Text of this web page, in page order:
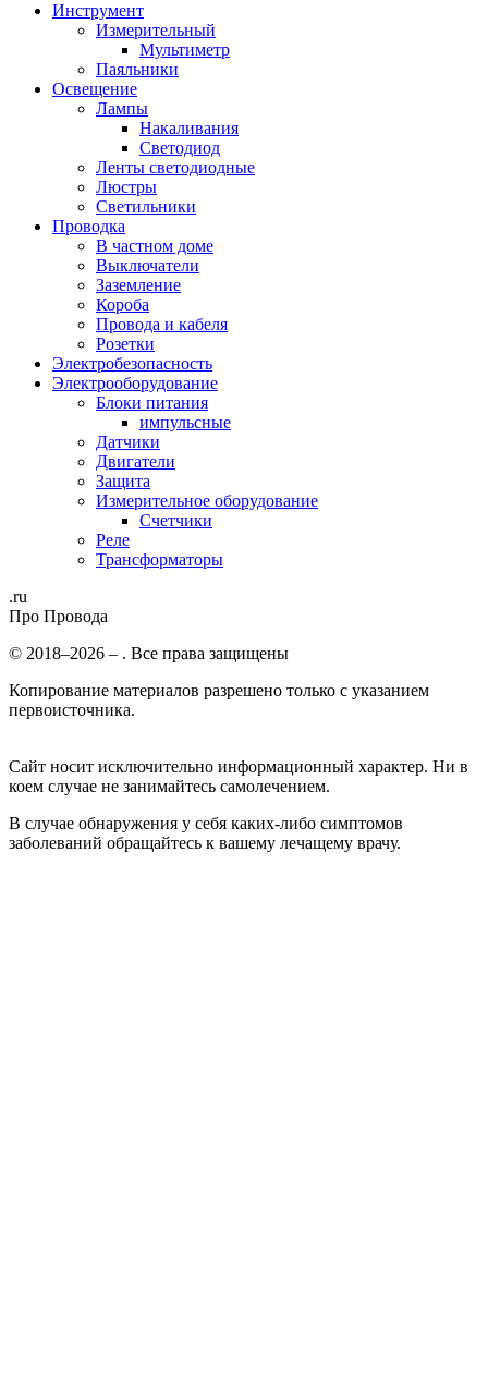
Инструмент
Измерительный
Мультиметр
Паяльники
Освещение
Лампы
Накаливания
Светодиод
Ленты светодиодные
Люстры
Светильники
Проводка
В частном доме
Выключатели
Заземление
Короба
Провода и кабеля
Розетки
Электробезопасность
Электрооборудование
Блоки питания
импульсные
Датчики
Двигатели
Защита
Измерительное оборудование
Счетчики
Реле
Трансформаторы
.ru
Про Провода
© 2018–2026 – . Все права защищены
Копирование материалов разрешено только с указанием
первоисточника.
Сайт носит исключительно информационный характер. Ни в
коем случае не занимайтесь самолечением.
В случае обнаружения у себя каких-либо симптомов
заболеваний обращайтесь к вашему лечащему врачу.